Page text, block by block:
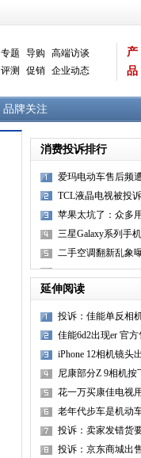
专题 导购
高端访谈
评测
促销 企业动态
产
品
品牌关注
消费投诉排行
爱玛电动车售后频
TCL液晶电视被投
苹果太坑了：众多
没法用
三星Galaxy系列手
频遭投诉
二手空调翻新乱象
延伸阅读
投诉：佳能单反相
佳能6d2出现er 官
者付费维修
iPhone 12相机镜头
可先上市
尼康部分Z 9相机按
转镜头或卡口
花一万买康佳电视
老年代步车是机动
退车再赔9万
投诉：卖家发错货
投诉：京东商城出